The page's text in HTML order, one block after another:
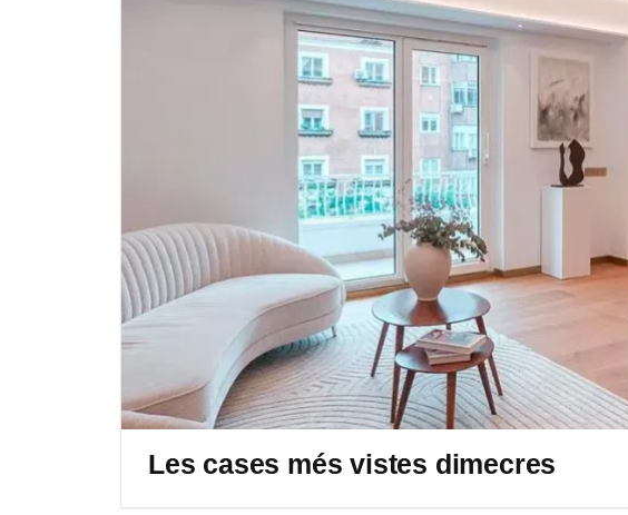
Les cases més vistes dimecres